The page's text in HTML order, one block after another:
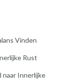
Vinden
Rust
naar Innerlijke